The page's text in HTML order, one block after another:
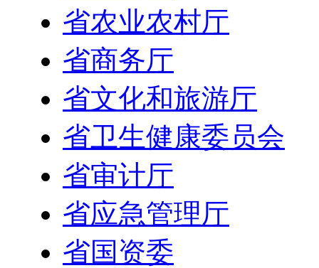
省农业农村厅
省商务厅
省文化和旅游厅
省卫生健康委员会
省审计厅
省应急管理厅
省国资委